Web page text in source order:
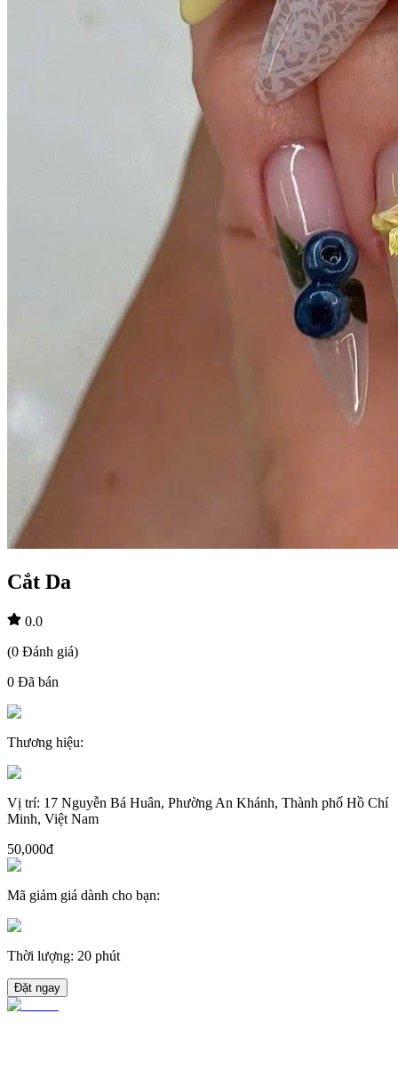
Cắt Da
0.0
(0 Đánh giá)
0 Đã bán
Thương hiệu:
Vị trí: 17 Nguyễn Bá Huân, Phường An Khánh, Thành phố Hồ Chí
Minh, Việt Nam
50,000đ
Mã giảm giá dành cho bạn:
Thời lượng: 20 phút
Đặt ngay